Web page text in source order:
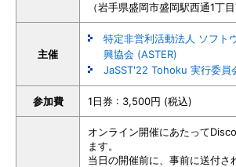
（岩手県盛岡市盛岡駅西通1丁目
主催
特定非営利活動法人 ソフト
興協会 (ASTER)
JaSST'22 Tohoku 実行委員
参加費 1日券 : 3,500円 (税込)
オンライン開催にあたって
ます。
当日の開催前に、事前に送付さ